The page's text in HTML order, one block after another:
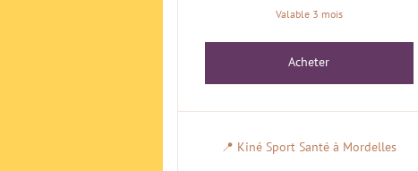
Valable 3 mois
Acheter
📍 Kiné Sport Santé à Mordelles